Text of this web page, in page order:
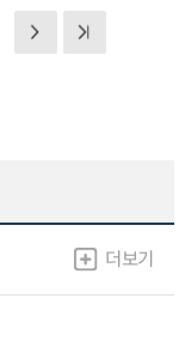
더보기